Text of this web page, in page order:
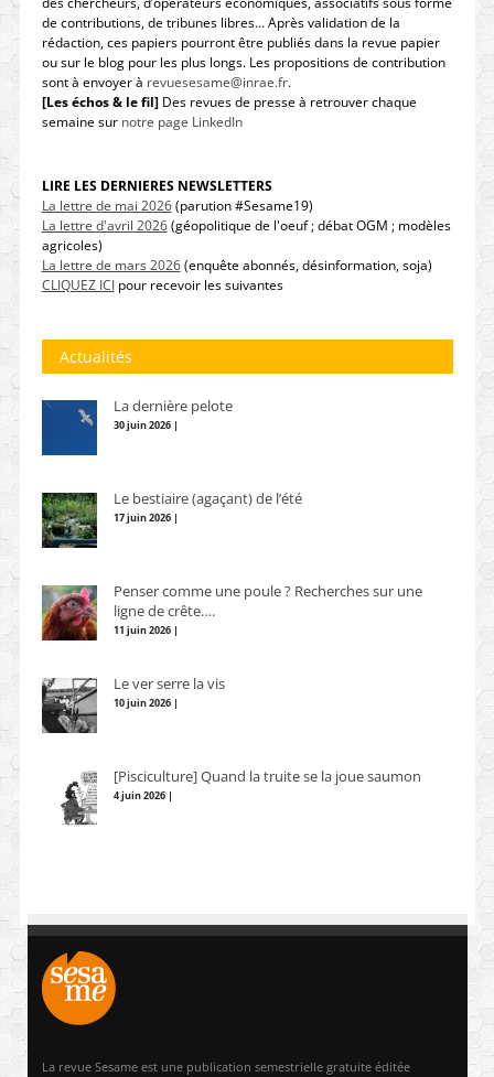
de contributions, de tribunes libres… Après validation de la
rédaction, ces papiers pourront être publiés dans la revue papier
ou sur le blog pour les plus longs. Les propositions de contribution
sont à envoyer à revuesesame@inrae.fr.
[Les échos & le fil]Des revues de presse à retrouver chaque
semaine sur notre page LinkedIn
LIRE LES DERNIERES NEWSLETTERS
La lettre de mai 2026(parution #Sesame19)
La lettre d'avril 2026(géopolitique de l'oeuf ; débat OGM ; modèles
agricoles)
La lettre de mars 2026(enquête abonnés, désinformation, soja)
CLIQUEZ ICIpour recevoir les suivantes
Actualités
La dernière pelote
30 juin 2026 |
Le bestiaire (agaçant) de l’été
17 juin 2026 |
Penser comme une poule ? Recherches sur une
ligne de crête….
11 juin 2026 |
Le ver serre la vis
10 juin 2026 |
[Pisciculture] Quand la truite se la joue saumon
4 juin 2026 |
La revue Sesame est une publication semestrielle gratuite éditée